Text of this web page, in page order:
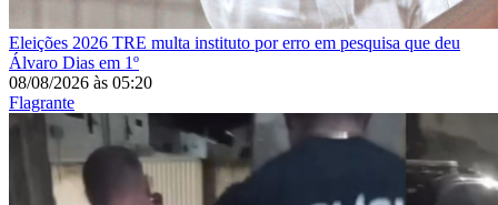
Eleições 2026 TRE multa instituto por erro em pesquisa que deu
Álvaro Dias em 1º
08/08/2026 às 05:20
Flagrante